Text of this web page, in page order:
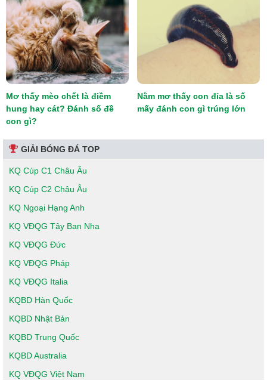
Mơ thấy mèo chết là điềm
hung hay cát? Đánh số đề
con gì?
Nằm mơ thấy con đỉa là số
mấy đánh con gì trúng lớn
GIẢI BÓNG ĐÁ TOP
KQ Cúp C1 Châu Âu
KQ Cúp C2 Châu Âu
KQ Ngoại Hạng Anh
KQ VĐQG Tây Ban Nha
KQ VĐQG Đức
KQ VĐQG Pháp
KQ VĐQG Italia
KQBD Hàn Quốc
KQBD Nhật Bản
KQBD Trung Quốc
KQBD Australia
KQ VĐQG Việt Nam